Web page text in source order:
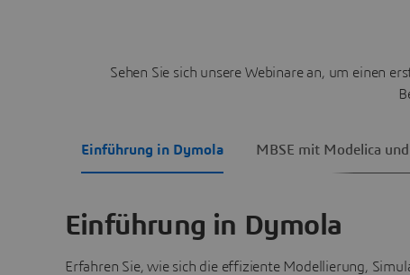
Sehen Sie sich unsere Webinare an, um einen
Einführung in Dymola MBSE mit Modelica
Einführung in Dymola
Erfahren Sie, wie sich die effiziente Modellierung,